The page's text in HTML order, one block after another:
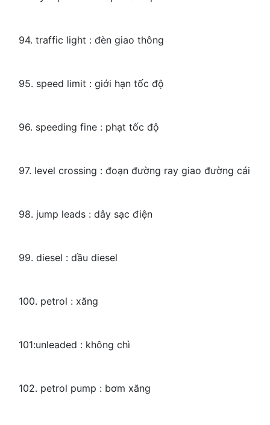
94. traffic light : đèn giao thông
95. speed limit : giới hạn tốc độ
96. speeding fine : phạt tốc độ
97. level crossing : đoạn đường ray giao đường cái
98. jump leads : dây sạc điện
99. diesel : dầu diesel
100. petrol : xăng
101:unleaded : không chì
102. petrol pump : bơm xăng